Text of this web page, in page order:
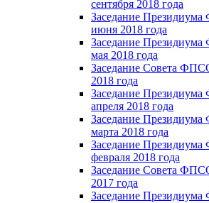
сентября 2018 года
Заседание
июня 2018 года
Заседание
мая 2018 года
Заседание Совета
2018 года
Заседание
апреля 2018 года
Заседание
марта 2018 года
Заседание
февраля 2018 года
Заседание Совета
2017 года
Заседание